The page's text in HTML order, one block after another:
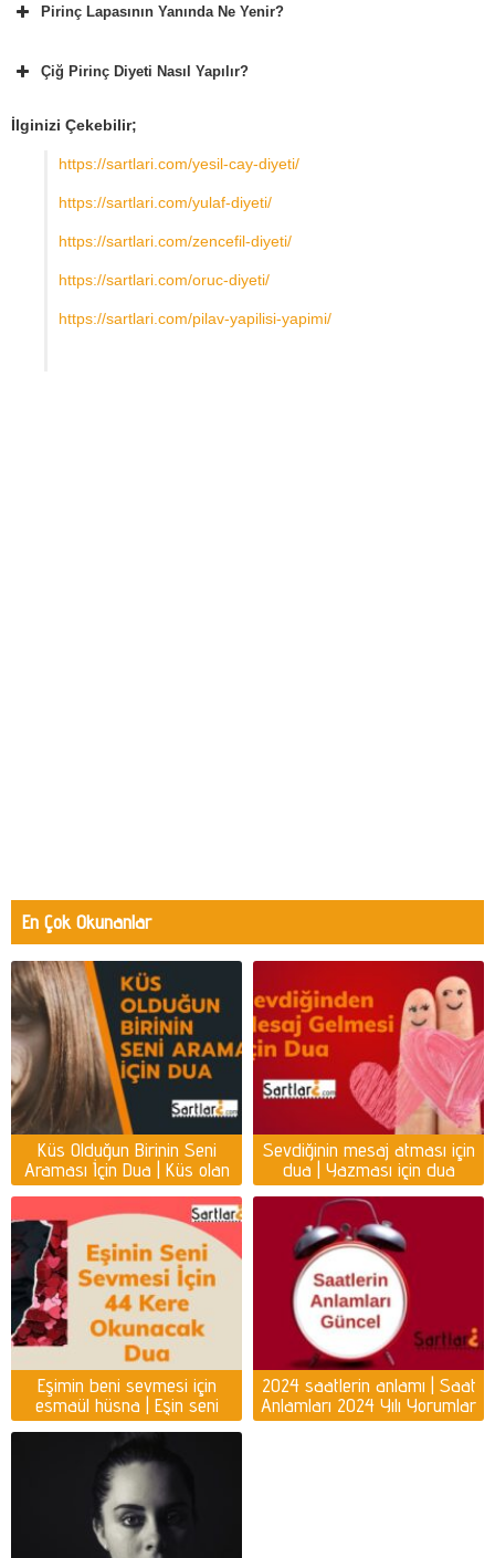
Pirinç Lapasının Yanında Ne Yenir?
Çiğ Pirinç Diyeti Nasıl Yapılır?
İlginizi Çekebilir;
https://sartlari.com/yesil-cay-diyeti/
https://sartlari.com/yulaf-diyeti/
https://sartlari.com/zencefil-diyeti/
https://sartlari.com/oruc-diyeti/
https://sartlari.com/pilav-yapilisi-yapimi/
En Çok Okunanlar
Küs Olduğun Birinin Seni
Araması İçin Dua | Küs olan
kişiyi ayağına getirmek için
dua
Sevdiğinin mesaj atması için
dua | Yazması için dua
Eşimin beni sevmesi için
esmaül hüsna | Eşin seni
sevmesi için dua
2024 saatlerin anlamı | Saat
Anlamları 2024 Yılı Yorumlar